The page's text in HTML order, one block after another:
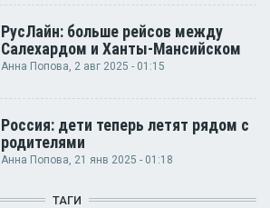
РусЛайн: больше рейсов между
Салехардом и Ханты-Мансийском
Анна Попова, 2 авг 2025 - 01:15
Россия: дети теперь летят рядом с
родителями
Анна Попова, 21 янв 2025 - 01:18
ТАГИ